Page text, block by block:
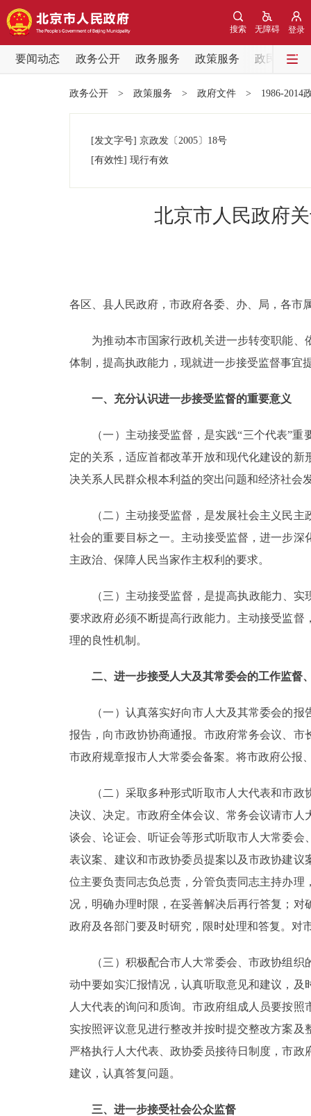
登录
无障碍
搜索
要闻动态 政务公开 政务服务 政策服务
政民互动
党中央精神
政策兑现
决策公开
便民服务
政民互动
参与调查
走进北京
北京概况
多语种
ENGLISH
DEUTSCH
ESPAÑOL
政务公开 > 政策服务 > 政府文件 > 1986-2014
[发文字号] 京政发 〔2005〕 18号
[有效性] 现行有效
北京市人民政府
各区、县人民政府，市政府各委、办、局，各市
为推动本市国家行政机关进一步转变职能、
体制，提高执政能力，现就进一步接受监督事宜
一、充分认识进一步接受监督的重要意义
（一）主动接受监督，是实践“三个代表”重
定的关系，适应首都改革开放和现代化建设的
决关系人民群众根本利益的突出问题和经济社会
（二）主动接受监督，是发展社会主义民主
社会的重要目标之一。主动接受监督，进一步
主政治、保障人民当家作主权利的要求。
（三）主动接受监督，是提高执政能力、实
要求政府必须不断提高行政能力。主动接受监
理的良性机制。
二、进一步接受人大及其常委会的工作监督
（一）认真落实好向市人大及其常委会的报
报告，向市政协协商通报。市政府常务会议、
市政府规章报市人大常委会备案。将市政府公报
（二）采取多种形式听取市人大代表和市政
决议、决定。市政府全体会议、常务会议请市
谈会、论证会、听证会等形式听取市人大常委
表议案、建议和市政协委员提案以及市政协建
位主要负责同志负总责，分管负责同志主持办
况，明确办理时限，在妥善解决后再行答复；
政府及各部门要及时研究，限时处理和答复。对
（三）积极配合市人大常委会、市政协组织
动中要如实汇报情况，认真听取意见和建议，
人大代表的询问和质询。市政府组成人员要按
实按照评议意见进行整改并按时提交整改方案
严格执行人大代表、政协委员接待日制度，市
建议，认真答复问题。
三、进一步接受社会公众监督